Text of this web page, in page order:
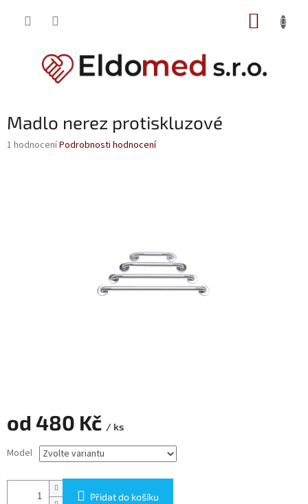
Madlo nerez protiskluzové
Průměrné
1 hodnoceníPodrobnosti hodnocení
od 480 Kč / ks
cena:
Model
Přidat do košíku